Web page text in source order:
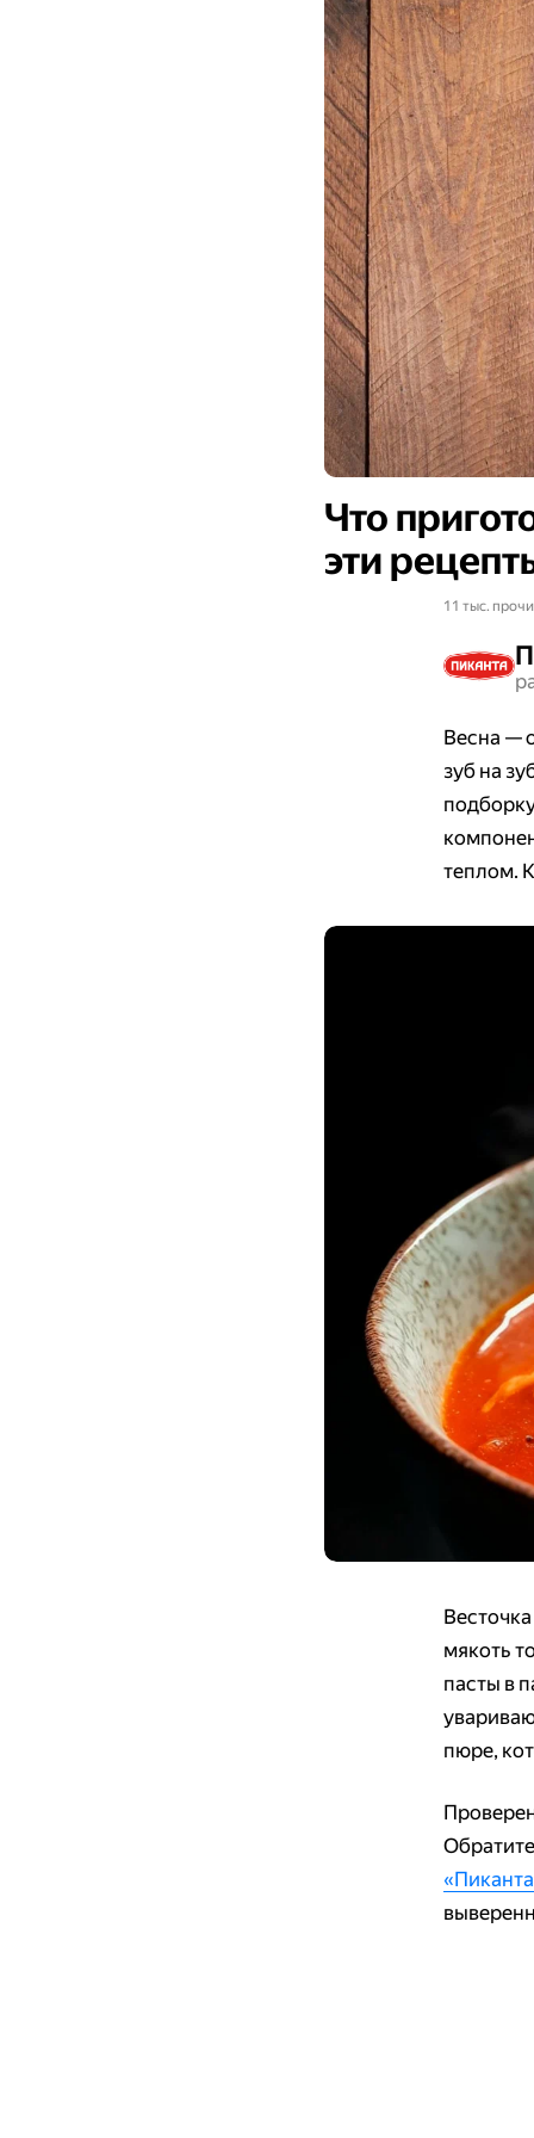
Что
эти
11 тыс.
Весна —
зуб на
теплом.
мякоть
пасты в
пюре,